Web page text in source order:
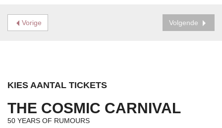
Vorige Volgende
KIES AANTAL TICKETS
THE COSMIC CARNIVAL
50 YEARS OF RUMOURS